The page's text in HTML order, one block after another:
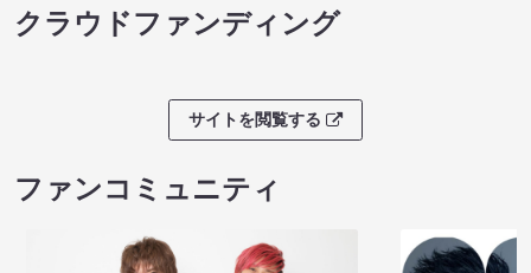
クラウドファンディング
サイトを閲覧する
ファンコミュニティ